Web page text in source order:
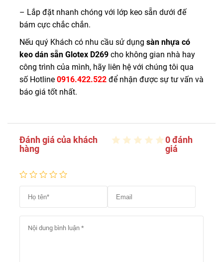
– Lắp đặt nhanh chóng với lớp keo sẵn dưới đế
bám cực chắc chắn.
Nếu quý Khách có nhu cầu sử dụng sàn nhựa có
keo dán sẵn Glotex D269 cho không gian nhà hay
công trình của mình, hãy liên hệ với chúng tôi qua
số Hotline 0916.422.522 để nhận được sự tư vấn và
báo giá tốt nhất.
Đánh giá của khách
hàng
0 đánh
giá